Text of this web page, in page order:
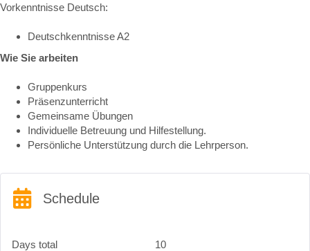
Vorkenntnisse Deutsch:
Deutschkenntnisse A2
Wie Sie arbeiten
Gruppenkurs
Präsenzunterricht
Gemeinsame Übungen
Individuelle Betreuung und Hilfestellung.
Persönliche Unterstützung durch die Lehrperson.
Schedule
Days total 10